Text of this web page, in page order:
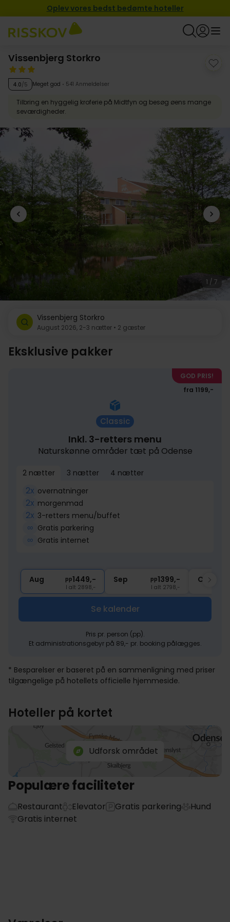
Oplev vores bedst bedømte hoteller
Vissenbjerg Storkro
4.0/5 Meget god 541 Anmeldelser
Tilbring en hyggelig kroferie på Midtfyn og besøg øens mange
seværdigheder.
1 / 7
Vissenbjerg Storkro
August 2026, 2-3 nætter • 2 gæster
Eksklusive pakker
GOD PRIS!
fra 1199,-
Classic
Inkl. 3-retters menu
Naturskønne områder tæt på Odense
2 nætter 3 nætter 4 nætter
2x overnatninger
2x morgenmad
2x 3-retters menu/buffet
∞ Gratis parkering
∞ Gratis internet
Aug pp1449,-
I alt 2898,-
Sep pp1399,-
I alt 2798,-
Okt
Se kalender
Pris pr. person (pp).
Et administrationsgebyr på 89,- pr. booking pålægges.
* Besparelser er baseret på en sammenligning med priser
tilgængelige på hotellets officielle hjemmeside.
Hoteller på kortet
Udforsk området
Populære faciliteter
Restaurant Elevator Gratis parkering
Hund
Gratis internet